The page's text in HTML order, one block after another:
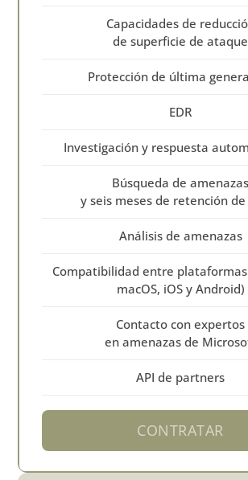
Capacidades de
de superficie de ataque
Protección de última
EDR
Investigación y respuesta
Búsqueda de amenazas
y seis meses de retención
Análisis de amenazas
Compatibilidad entre
macOS, iOS y Android)
Contacto con expertos
en amenazas de
API de partners
CONTRATAR